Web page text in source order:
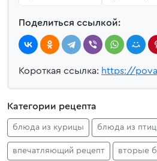
Поделиться ссылкой:
Короткая ссылка: https://
Категории рецепта
блюда из курицы блюда из
впечатляющий рецепт вторые